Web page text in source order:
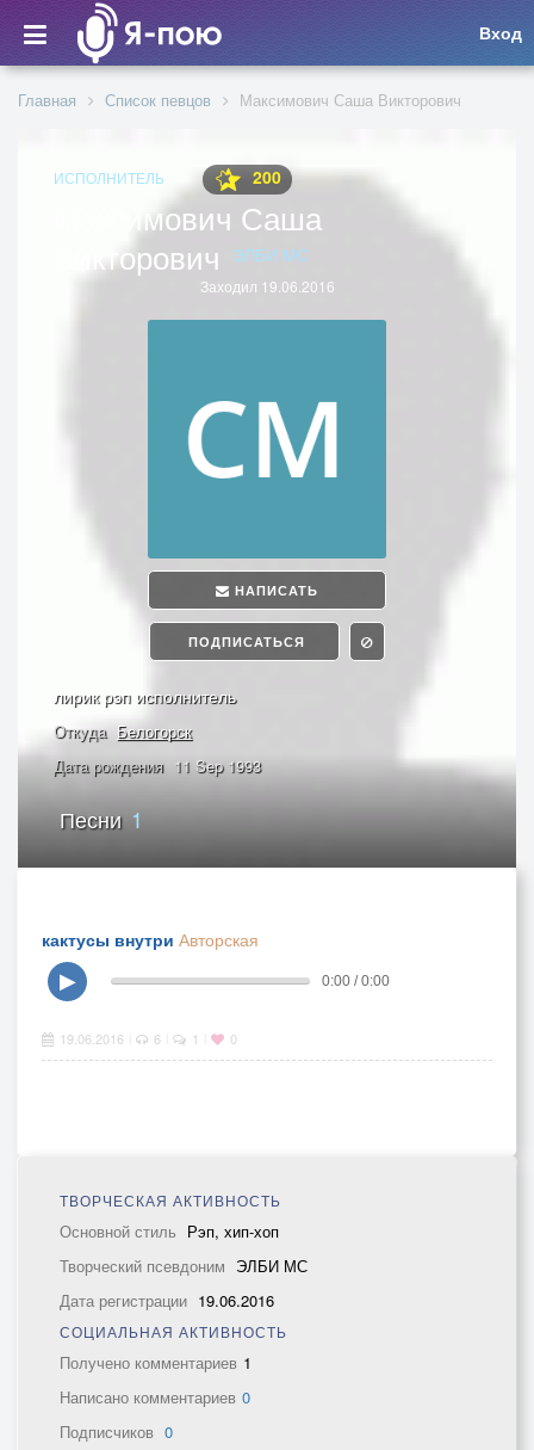
Вход
Главная Список певцов Максимович Саша Викторович
ИСПОЛНИТЕЛЬ 200
Максимович Саша
Викторович
ЭЛБИ МС
Заходил 19.06.2016
НАПИСАТЬ
ПОДПИСАТЬСЯ
лирик рэп исполнитель
Откуда Белогорск
Дата рождения 11 Sep 1993
Песни 1
кактусы внутри Авторская
▶
0:00 / 0:00
19.06.2016 6 1 0
ТВОРЧЕСКАЯ АКТИВНОСТЬ
Основной стиль Рэп, хип-хоп
Творческий псевдоним ЭЛБИ МС
Дата регистрации 19.06.2016
СОЦИАЛЬНАЯ АКТИВНОСТЬ
Получено комментариев 1
Написано комментариев 0
Подписчиков 0